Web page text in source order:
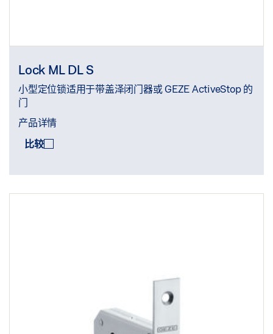
Lock ML DL S
小型定位锁适用于带盖泽闭门器或 GEZE ActiveStop 的
门
产品详情
比较